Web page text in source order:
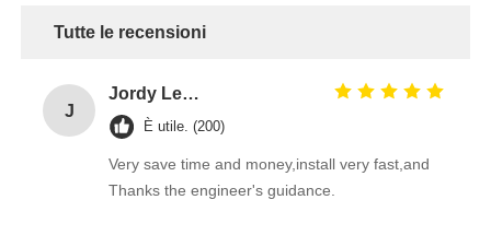
Tutte le recensioni
J
Jordy Leong
È utile. (200)
Very save time and money,install very fast,and
Thanks the engineer's guidance.